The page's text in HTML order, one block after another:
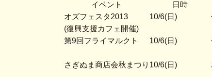
イベント 日時
オズフェスタ2013
(復興支援カフェ開催)
10/6(日)
第9回フライマルクト
10/6(日)
さぎぬま商店会秋まつり 10/6(日)